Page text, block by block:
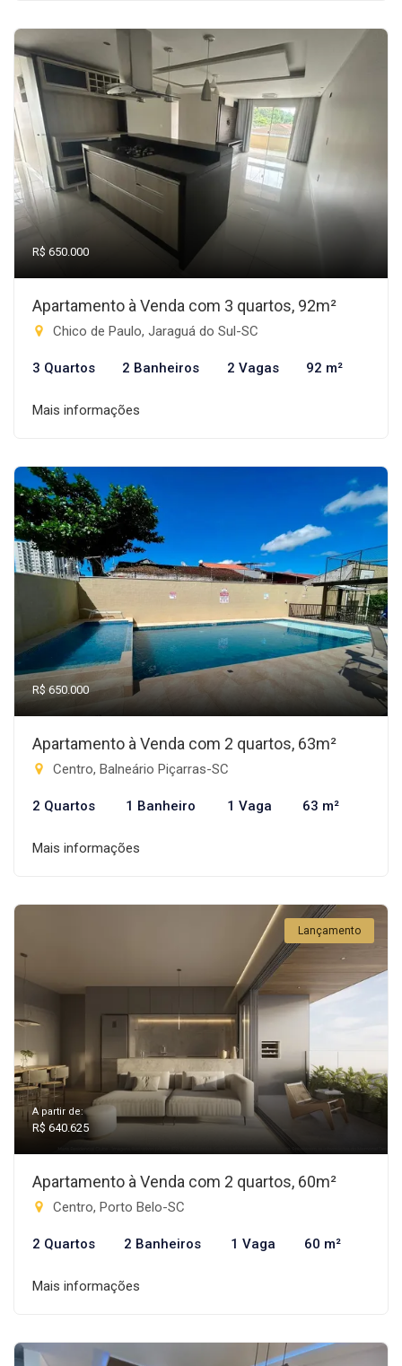
R$ 650.000
Apartamento à Venda com 3 quartos, 92m²
Chico de Paulo, Jaraguá do Sul-SC
3 Quartos 2 Banheiros 2 Vagas 92 m²
Mais informações
R$ 650.000
Apartamento à Venda com 2 quartos, 63m²
Centro, Balneário Piçarras-SC
2 Quartos 1 Banheiro 1 Vaga 63 m²
Mais informações
Lançamento
A partir de:
R$ 640.625
Apartamento à Venda com 2 quartos, 60m²
Centro, Porto Belo-SC
2 Quartos 2 Banheiros 1 Vaga 60 m²
Mais informações